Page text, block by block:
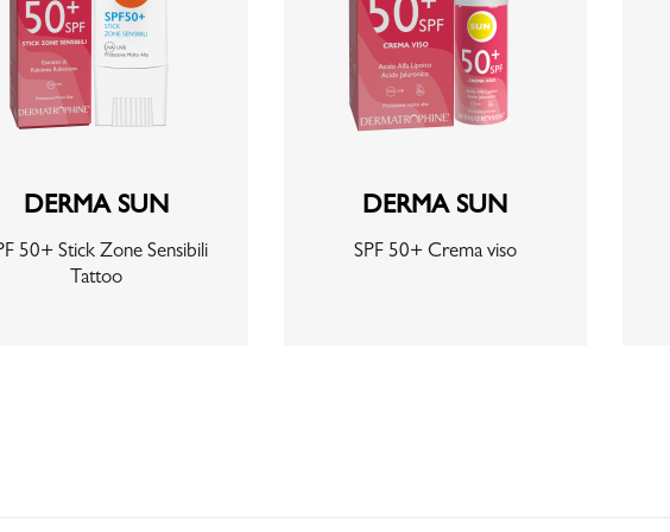
DERMA SUN
50+ Stick Zone Sensibili
Tattoo
DERMA SUN
SPF 50+ Crema viso